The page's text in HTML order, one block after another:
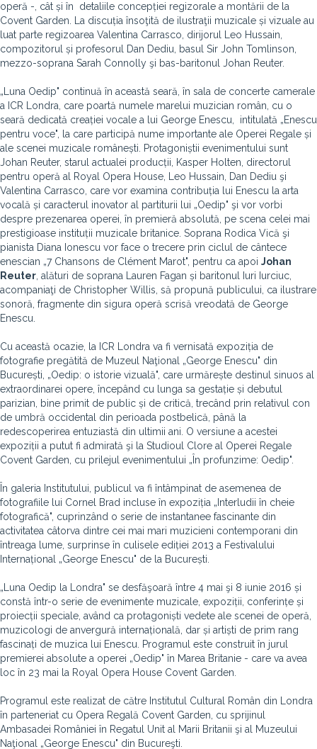
operă -, cât și în detaliile concepției regizorale a montării de la
Covent Garden. La discuția însoţită de ilustraţii muzicale și vizuale au
luat parte regizoarea Valentina Carrasco, dirijorul Leo Hussain,
compozitorul și profesorul Dan Dediu, basul Sir John Tomlinson,
mezzo-soprana Sarah Connolly şi bas-baritonul Johan Reuter.
„Luna Oedip" continuă în această seară, în sala de concerte camerale
a ICR Londra, care poartă numele marelui muzician român, cu o
seară dedicată creației vocale a lui George Enescu, intitulată „Enescu
pentru voce", la care participă nume importante ale Operei Regale și
ale scenei muzicale românești. Protagoniștii evenimentului sunt
Johan Reuter, starul actualei producții, Kasper Holten, directorul
pentru operă al Royal Opera House, Leo Hussain, Dan Dediu şi
Valentina Carrasco, care vor examina contribuția lui Enescu la arta
vocală și caracterul inovator al partiturii lui „Oedip" şi vor vorbi
despre prezenarea operei, în premieră absolută, pe scena celei mai
prestigioase instituții muzicale britanice. Soprana Rodica Vică şi
pianista Diana Ionescu vor face o trecere prin ciclul de cântece
enescian „7 Chansons de Clément Marot", pentru ca apoi Johan
Reuter , alături de soprana Lauren Fagan și baritonul Iuri Iurciuc,
acompaniaţi de Christopher Willis, să propună publicului, ca ilustrare
sonoră, fragmente din sigura operă scrisă vreodată de George
Enescu.
Cu această ocazie, la ICR Londra va fi vernisată expoziția de
fotografie pregătită de Muzeul Naţional „George Enescu" din
București, „Oedip: o istorie vizuală", care urmărește destinul sinuos al
extraordinarei opere, începând cu lunga sa gestație și debutul
parizian, bine primit de public și de critică, trecând prin relativul con
de umbră occidental din perioada postbelică, până la
redescoperirea entuziastă din ultimii ani. O versiune a acestei
expoziții a putut fi admirată şi la Studioul Clore al Operei Regale
Covent Garden, cu prilejul evenimentului „În profunzime: Oedip".
În galeria Institutului, publicul va fi întâmpinat de asemenea de
fotografiile lui Cornel Brad incluse în expoziția „Interludii în cheie
fotografică", cuprinzând o serie de instantanee fascinante din
activitatea câtorva dintre cei mai mari muzicieni contemporani din
întreaga lume, surprinse în culisele ediției 2013 a Festivalului
Internațional „George Enescu" de la București.
„Luna Oedip la Londra" se desfăşoară între 4 mai şi 8 iunie 2016 și
constă într-o serie de evenimente muzicale, expoziții, conferințe și
proiecții speciale, având ca protagoniști vedete ale scenei de operă,
muzicologi de anvergură internațională, dar și artiști de prim rang
fascinați de muzica lui Enescu. Programul este construit în jurul
premierei absolute a operei „Oedip" în Marea Britanie - care va avea
loc în 23 mai la Royal Opera House Covent Garden.
Programul este realizat de către Institutul Cultural Român din Londra
în parteneriat cu Opera Regală Covent Garden, cu sprijinul
Ambasadei României în Regatul Unit al Marii Britanii şi al Muzeului
Naţional „George Enescu" din Bucureşti.